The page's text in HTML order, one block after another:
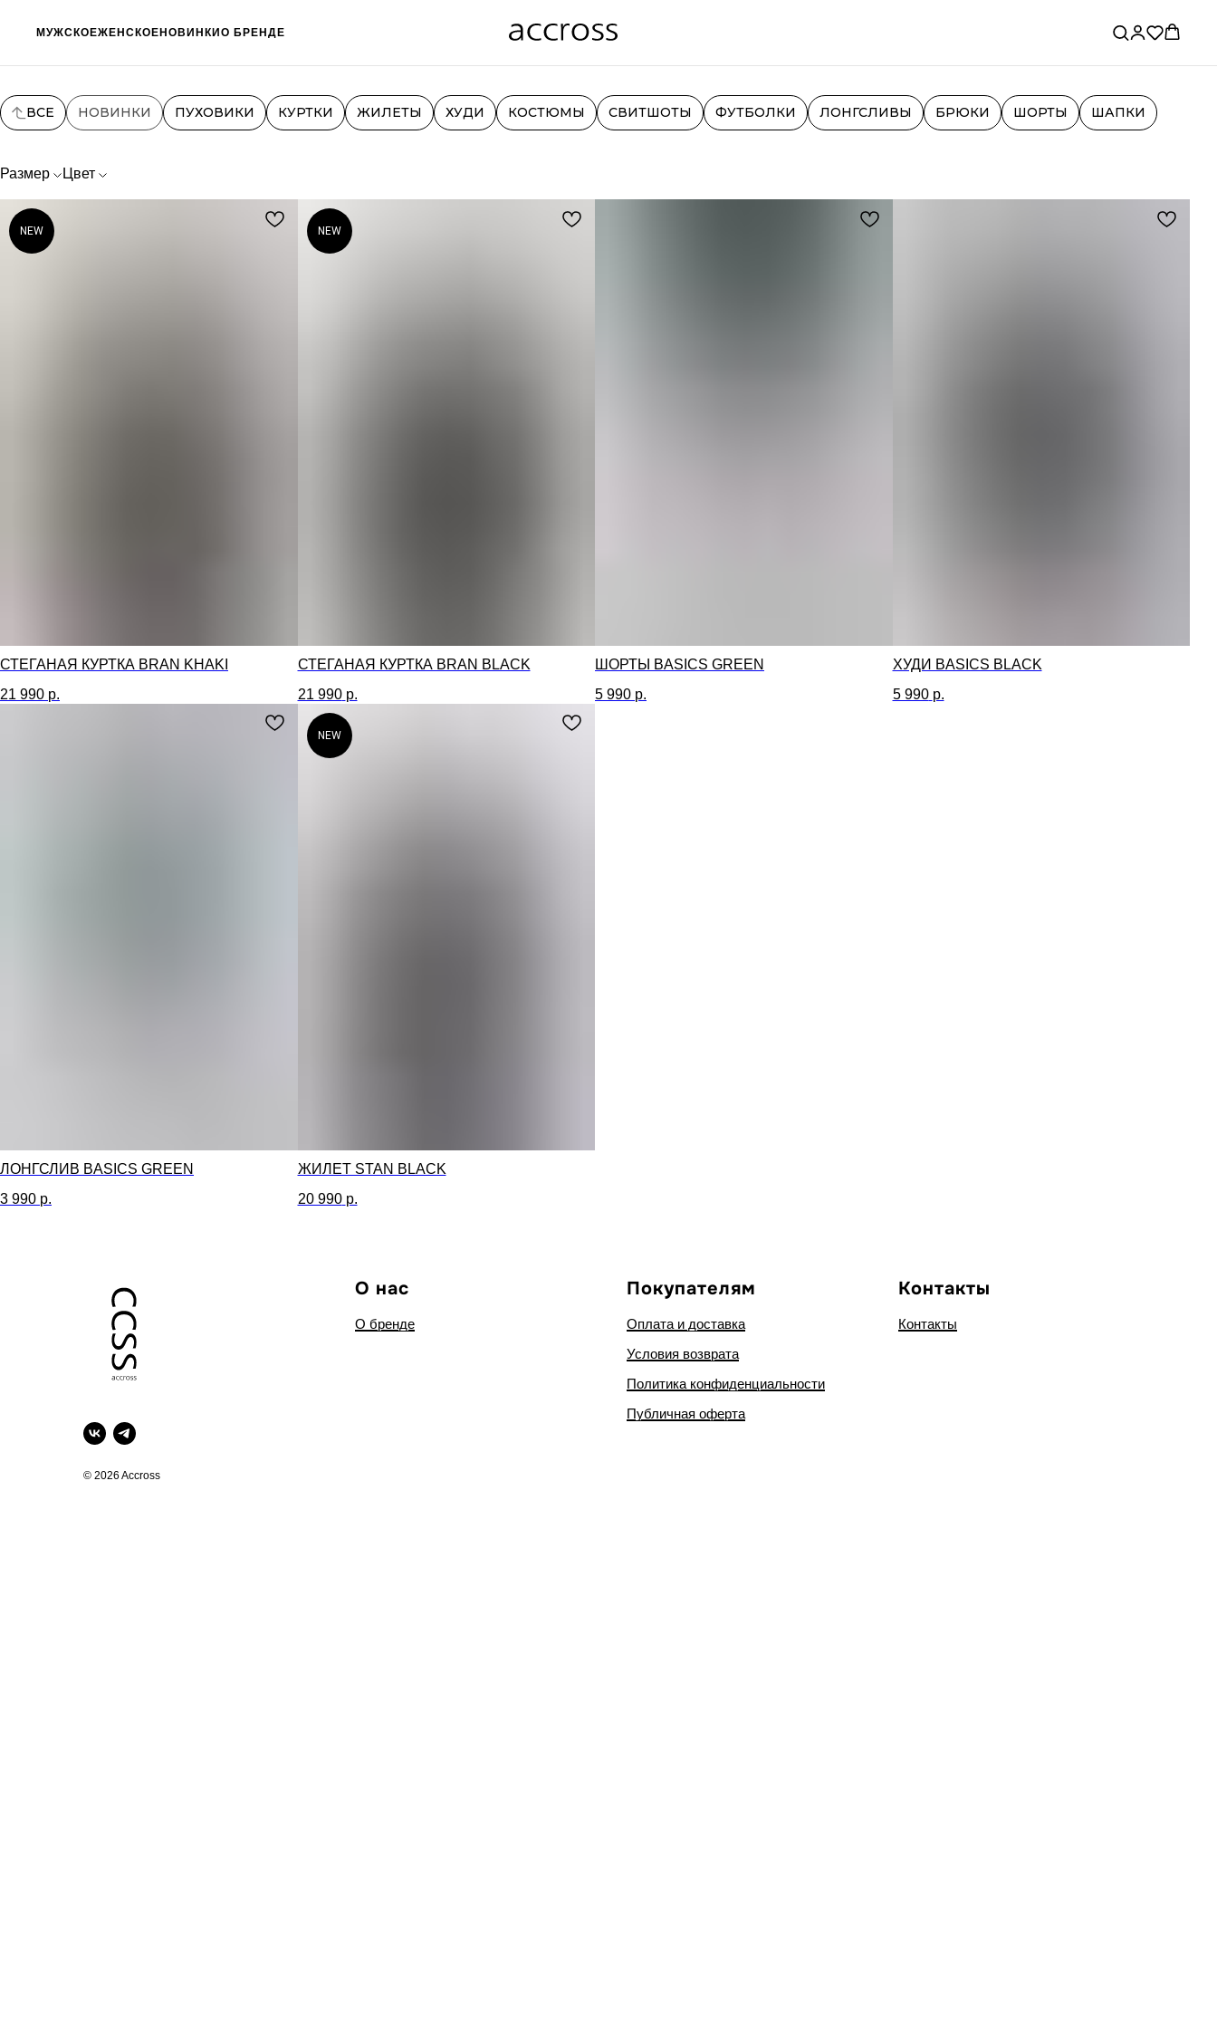
МУЖСКОЕЖЕНСКОЕ НОВИНКИ О БРЕНДЕ
ВСЕ НОВИНКИ ПУХОВИКИ КУРТКИ ЖИЛЕТЫ ХУДИ КОСТЮМЫ СВИТШОТЫ ФУТБОЛКИ ЛОНГСЛИВЫ БРЮКИ ШОРТЫ ШАПКИ
Размер Цвет
NEW
СТЕГАНАЯ КУРТКА BRAN KHAKI
21 990 р.
NEW
СТЕГАНАЯ КУРТКА BRAN BLACK
21 990 р.
ШОРТЫ BASICS GREEN
5 990 р.
ХУДИ BASICS BLACK
5 990 р.
ЛОНГСЛИВ BASICS GREEN
3 990 р.
NEW
ЖИЛЕТ STAN BLACK
20 990 р.
© 2026 Accross
О нас
О бренде
Покупателям
Оплата и доставка
Условия возврата
Политика конфиденциальности
Публичная оферта
Контакты
Контакты